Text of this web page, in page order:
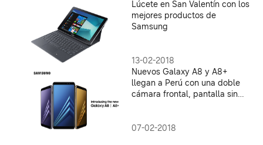
Lúcete en San Valentín con los
mejores productos de
Samsung
13-02-2018
Nuevos Galaxy A8 y A8+
llegan a Perú con una doble
cámara frontal, pantalla sin
07-02-2018